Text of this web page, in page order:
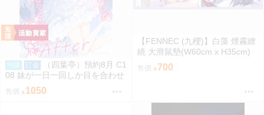
預購 訂金
（四葉亭）預約8月 C1
08 妹が一日一回しか目を合わせ
てくれない。After総集編 はまけ
ん。
1050
【FENNEC (九櫻)】白藻 煙霧繚
繞 大滑鼠墊(W60cm x H35cm)
【FF47場前預購】{宅即門}
700